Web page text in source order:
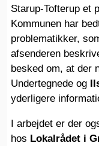
Starup-Tofterup et
Kommunen har
problematikker,
afsenderen
besked om, at der
Undertegnede og
yderligere
I arbejdet er der
hos Lokalrådet i